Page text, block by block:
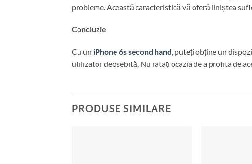
probleme. Această caracteristică vă oferă liniștea
Concluzie
Cu un iPhone 6s second hand, puteți obține un
utilizator deosebită. Nu ratați ocazia de a profita de
PRODUSE SIMILARE